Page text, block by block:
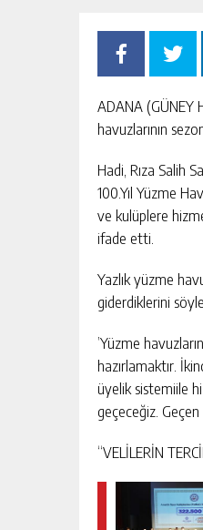
ADANA (GÜNEY
havuzlarının
Hadi, Rıza Salih
100.Yıl Yüzme
ve kulüplere
ifade etti.
Yazlık yüzme
giderdiklerini
’Yüzme
hazırlamaktır.
üyelik sistemiile
geçeceğiz.
“VELİLERİN